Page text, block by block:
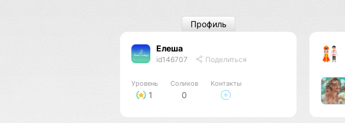
Елеша
id146707 Поделиться
Уровень
1
Соликов
0
Контакты
Профиль